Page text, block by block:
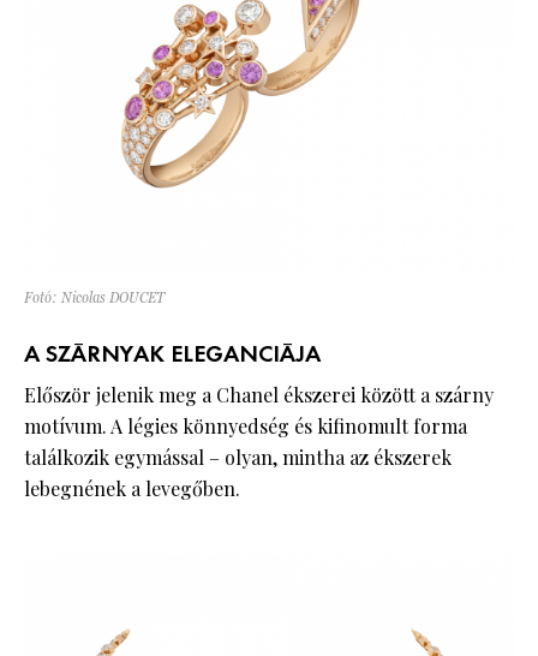
Fotó: Nicolas DOUCET
A SZÁRNYAK ELEGANCIÁJA
Először jelenik meg a Chanel ékszerei között a szárny
motívum. A légies könnyedség és kifinomult forma
találkozik egymással – olyan, mintha az ékszerek
lebegnének a levegőben.